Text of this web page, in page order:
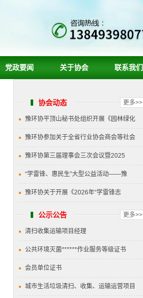
党政要闻 关于协会 联系我们
更多>>
协会动态
豫环协平顶山秘书处组织开展《园林绿化
豫环协参加关于全省行业协会商会等社会
豫环协第三届理事会三次会议暨2025
“学雷锋、惠民生”大型公益活动——豫
豫环协关于开展《2026年“学雷锋志
更多>>
公示公告
清扫收集运输项目经理
公共环境灭菌******作业服务等级证书
会员单位证书
城市生活垃圾清扫、收集、运输运营项目